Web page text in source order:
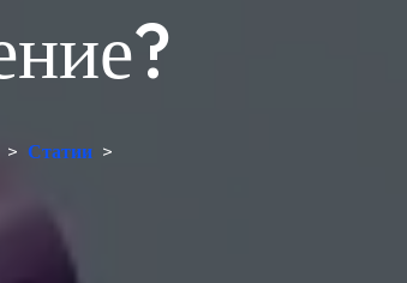
> Статии >